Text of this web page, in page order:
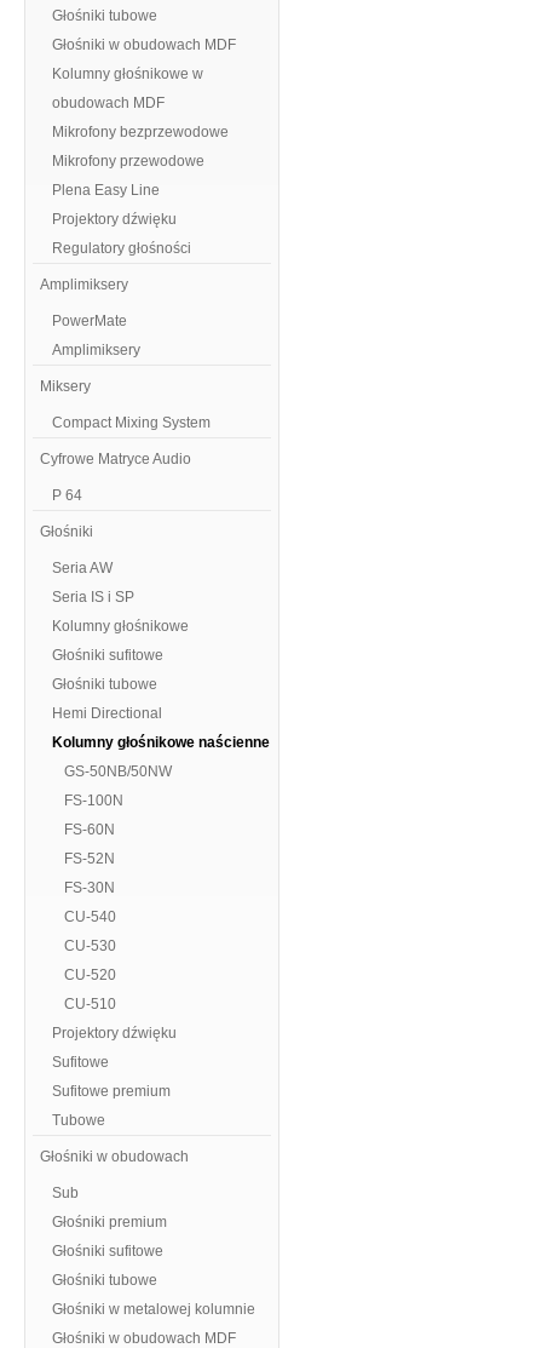
Głośniki tubowe
Głośniki w obudowach MDF
Kolumny głośnikowe w
obudowach MDF
Mikrofony bezprzewodowe
Mikrofony przewodowe
Plena Easy Line
Projektory dźwięku
Regulatory głośności
Amplimiksery
PowerMate
Amplimiksery
Miksery
Compact Mixing System
Cyfrowe Matryce Audio
P 64
Głośniki
Seria AW
Seria IS i SP
Kolumny głośnikowe
Głośniki sufitowe
Głośniki tubowe
Hemi Directional
Kolumny głośnikowe naścienne
GS-50NB/50NW
FS-100N
FS-60N
FS-52N
FS-30N
CU-540
CU-530
CU-520
CU-510
Projektory dźwięku
Sufitowe
Sufitowe premium
Tubowe
Głośniki w obudowach
Sub
Głośniki premium
Głośniki sufitowe
Głośniki tubowe
Głośniki w metalowej kolumnie
Głośniki w obudowach MDF